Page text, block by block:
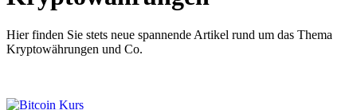
Hier finden Sie stets neue spannende Artikel rund um das Thema
Kryptowährungen und Co.